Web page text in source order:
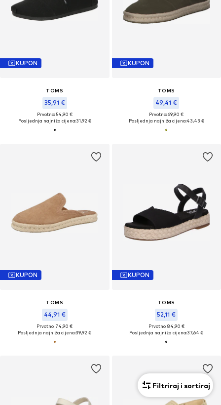
KUPON
TOMS
35,91 €
Prvotno: 54,90 €
Posljednja najniža cijena:31,92 €
KUPON
TOMS
49,41 €
Prvotno: 69,90 €
Posljednja najniža cijena:43,43 €
KUPON
TOMS
44,91 €
Prvotno: 74,90 €
Posljednja najniža cijena:39,92 €
KUPON
TOMS
52,11 €
Prvotno: 84,90 €
Posljednja najniža cijena:37,64 €
Filtriraj i sortiraj